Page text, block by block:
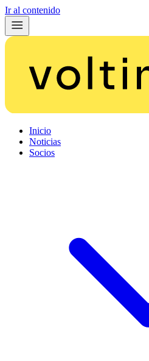
Ir al contenido
Inicio
Noticias
Socios